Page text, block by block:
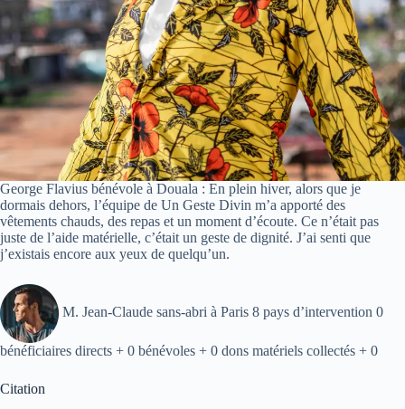
George Flavius bénévole à Douala : En plein hiver, alors que je
dormais dehors, l’équipe de Un Geste Divin m’a apporté des
vêtements chauds, des repas et un moment d’écoute. Ce n’était pas
juste de l’aide matérielle, c’était un geste de dignité. J’ai senti que
j’existais encore aux yeux de quelqu’un.
M. Jean-Claude sans-abri à Paris 8 pays d’intervention 0
bénéficiaires directs + 0 bénévoles + 0 dons matériels collectés + 0
Citation